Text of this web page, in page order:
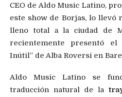
CEO de Aldo Music Latino,
este show de Borjas, lo llevó
lleno total a la ciudad de
recientemente presentó el
Inútil” de Alba Roversi en
Aldo Music Latino se
traducción natural de la